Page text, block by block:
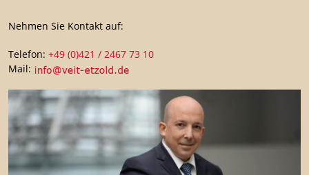
Nehmen Sie Kontakt auf:
Telefon: +49 (0)421 / 2467 73 10
Mail: